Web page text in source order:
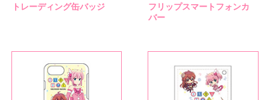
トレーディング缶バッジ
フリップスマートフォンカ
バー